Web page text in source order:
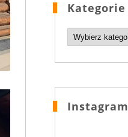
Kategorie
Kategorie
Instagram